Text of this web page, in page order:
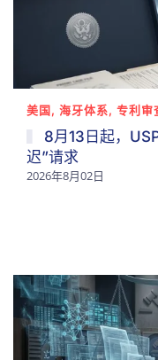
美国, 海牙体系, 专利审
8月13日起，
迟”请求
2026年8月02日